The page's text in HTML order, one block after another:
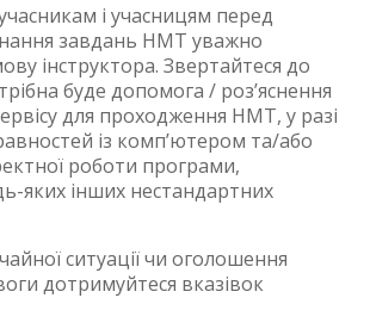
і учасницям перед
завдань НМТ уважно
інструктора. Звертайтеся до
буде допомога / роз’яснення
для проходження НМТ, у разі
із комп’ютером та/або
роботи програми,
яких інших нестандартних
ситуації чи оголошення
дотримуйтеся вказівок